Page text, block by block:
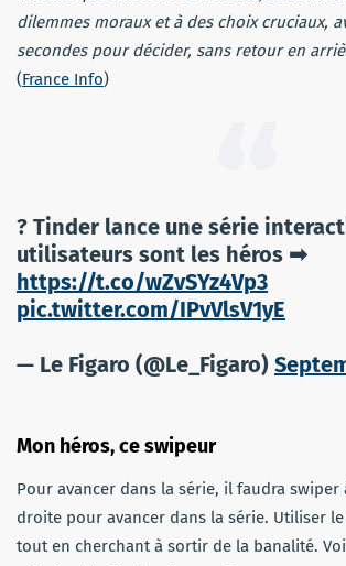
dilemmes moraux et à des choix cruciaux,
secondes pour décider, sans retour en
(France Info)
? Tinder lance une série
utilisateurs sont les héros ➡
https://t.co/wZvSYz4Vp3
pic.twitter.com/IPvVlsV1yE
— Le Figaro (@Le_Figaro)
Mon héros, ce swipeur
Pour avancer dans la série, il faudra swiper
droite pour avancer dans la série. Utiliser
tout en cherchant à sortir de la banalité.